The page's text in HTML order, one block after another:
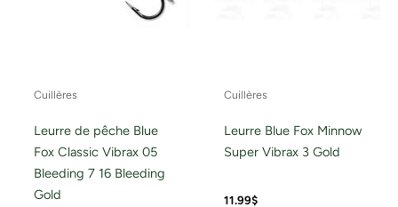
Cuillères
Leurre de pêche Blue
Fox Classic Vibrax 05
Bleeding 7 16 Bleeding
Gold
Cuillères
Leurre Blue Fox Minnow
Super Vibrax 3 Gold
11.99$